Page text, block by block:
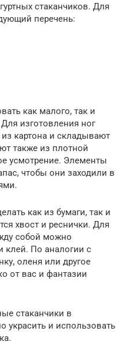
стаканчиков. Для
перечень:
как малого, так и
изготовления ног
картона и складывают
также из плотной
усмотрение. Элементы
чтобы они заходили в
как из бумаги, так и
хвост и реснички. Для
собой можно
клей. По аналогии с
оленя или другое
от вас и фантазии
стаканчики в
украсить и использовать